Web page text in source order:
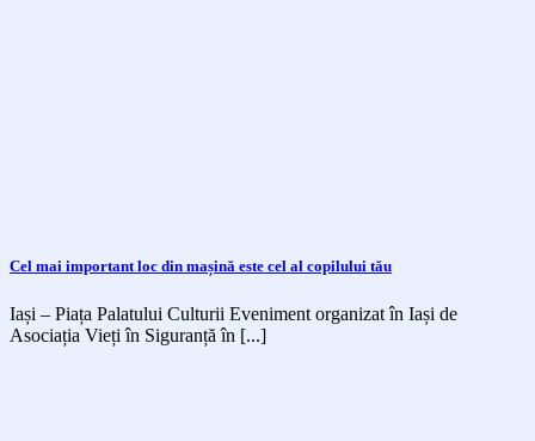
Cel mai important loc din mașină este cel al copilului tău
Iași – Piața Palatului Culturii Eveniment organizat în Iași de
Asociația Vieți în Siguranță în [...]